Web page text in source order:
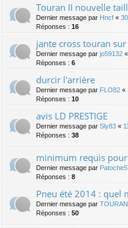
Touran II nouvelle
Dernier message par Hncf «
Réponses : 16
jante cross touran
Dernier message par jo59132 «
Réponses : 6
durcir l'arrière
Dernier message par FLO82 «
Réponses : 10
avis LD PRESTIGE
Dernier message par Sly83 «
Réponses : 38
minimum requis
Dernier message par
Réponses : 8
Pneu été 2014 : quel
Dernier message par
Réponses : 50